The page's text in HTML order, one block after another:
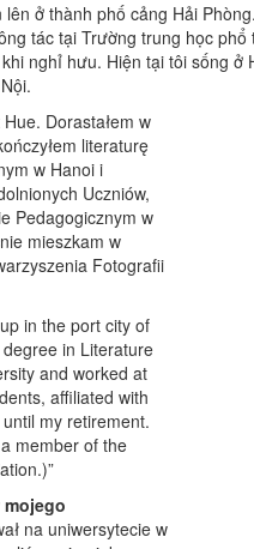
lên ở thành phố cảng Hải
tác tại Trường trung học
nghỉ hưu. Hiện tại tôi sống ở
Dorastałem w
literaturę
w Hanoi i
Uczniów,
Pedagogicznym w
mieszkam w
Fotografii
in the port city of
in Literature
and worked at
affiliated with
my retirement.
member of the
na uniwersytecie w